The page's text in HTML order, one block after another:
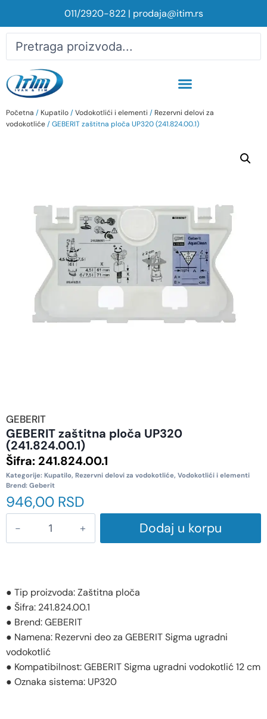
011/2920-822| prodaja@itim.rs
Početna / Kupatilo/Vodokotlići i elementi / Rezervni delovi za
vodokotliće/ GEBERIT zaštitna ploča UP320 (241.824.00.1)
GEBERIT
GEBERIT zaštitna ploča UP320
(241.824.00.1)
Šifra: 241.824.00.1
Kategorije: Kupatilo, Rezervni delovi za vodokotliće, Vodokotlići i elementi
Brend: Geberit
946,00 RSD
Dodaj u korpu
● Tip proizvoda: Zaštitna ploča
● Šifra: 241.824.00.1
● Brend: GEBERIT
● Namena: Rezervni deo za GEBERIT Sigma ugradni
vodokotlić
● Kompatibilnost: GEBERIT Sigma ugradni vodokotlić 12 cm
● Oznaka sistema: UP320